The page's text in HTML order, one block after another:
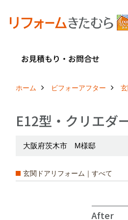
お見積もり・お問合せ
ホーム ビフォーアフター
E12型・クリエダ
大阪府茨木市 M様邸
玄関ドアリフォーム｜すべて
After